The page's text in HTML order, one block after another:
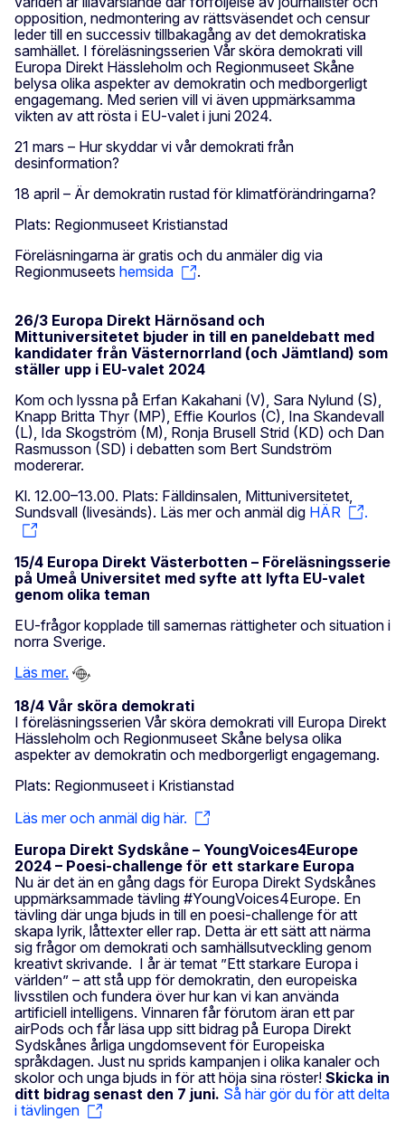
opposition, nedmontering av rättsväsendet och censur
leder till en successiv tillbakagång av det demokratiska
samhället. I föreläsningsserien Vår sköra demokrati vill
Europa Direkt Hässleholm och Regionmuseet Skåne
belysa olika aspekter av demokratin och medborgerligt
engagemang. Med serien vill vi även uppmärksamma
vikten av att rösta i EU-valet i juni 2024.
21 mars – Hur skyddar vi vår demokrati från
desinformation?
18 april – Är demokratin rustad för klimatförändringarna?
Plats: Regionmuseet Kristianstad
Föreläsningarna är gratis och du anmäler dig via
Regionmuseets hemsida .
26/3 Europa Direkt Härnösand och
Mittuniversitetet bjuder in till en paneldebatt med
kandidater från Västernorrland (och Jämtland) som
ställer upp i EU-valet 2024
Kom och lyssna på Erfan Kakahani (V), Sara Nylund (S),
Knapp Britta Thyr (MP), Effie Kourlos (C), Ina Skandevall
(L), Ida Skogström (M), Ronja Brusell Strid (KD) och Dan
Rasmusson (SD) i debatten som Bert Sundström
modererar.
Kl. 12.00–13.00. Plats: Fälldinsalen, Mittuniversitetet,
Sundsvall (livesänds). Läs mer och anmäl dig HÄR .
15/4 Europa Direkt Västerbotten – Föreläsningsserie
på Umeå Universitet med syfte att lyfta EU-valet
genom olika teman
EU-frågor kopplade till samernas rättigheter och situation i
norra Sverige.
Läs mer.
18/4 Vår sköra demokrati
I föreläsningsserien Vår sköra demokrati vill Europa Direkt
Hässleholm och Regionmuseet Skåne belysa olika
aspekter av demokratin och medborgerligt engagemang.
Plats: Regionmuseet i Kristianstad
Läs mer och anmäl dig här.
Europa Direkt Sydskåne – YoungVoices4Europe
2024 – Poesi-challenge för ett starkare Europa
Nu är det än en gång dags för Europa Direkt Sydskånes
uppmärksammade tävling #YoungVoices4Europe. En
tävling där unga bjuds in till en poesi-challenge för att
skapa lyrik, låttexter eller rap. Detta är ett sätt att närma
sig frågor om demokrati och samhällsutveckling genom
kreativt skrivande. I år är temat ”Ett starkare Europa i
världen” – att stå upp för demokratin, den europeiska
livsstilen och fundera över hur kan vi kan använda
artificiell intelligens. Vinnaren får förutom äran ett par
airPods och får läsa upp sitt bidrag på Europa Direkt
Sydskånes årliga ungdomsevent för Europeiska
språkdagen. Just nu sprids kampanjen i olika kanaler och
skolor och unga bjuds in för att höja sina röster! Skicka in
ditt bidrag senast den 7 juni. Så här gör du för att delta
i tävlingen